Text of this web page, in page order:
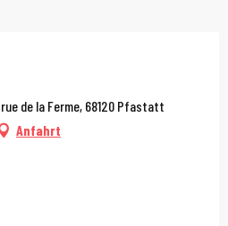
de la Ferme, 68120 Pfastatt
Anfahrt